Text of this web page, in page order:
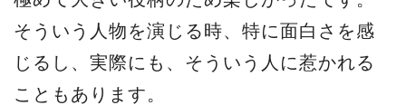
そういう人物を演じる時、特に面白さを感
じるし、実際にも、そういう人に惹かれる
こともあります。